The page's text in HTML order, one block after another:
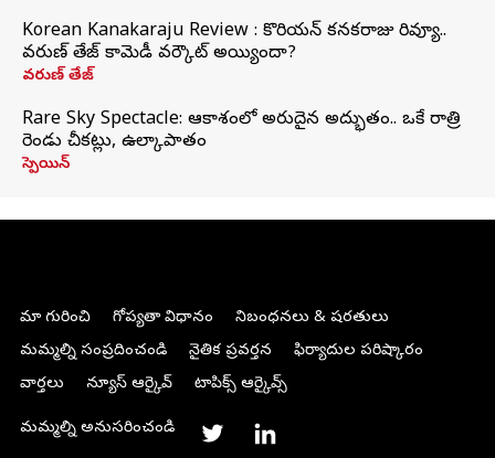
Korean Kanakaraju Review : కొరియన్ కనకరాజు రివ్యూ..
వరుణ్ తేజ్ కామెడీ వర్కౌట్ అయ్యిందా?
వరుణ్ తేజ్
Rare Sky Spectacle: ఆకాశంలో అరుదైన అద్భుతం.. ఒకే రాత్రి
రెండు చీకట్లు, ఉల్కాపాతం
స్పెయిన్
మా గురించి గోప్యతా విధానం
నిబంధనలు & షరతులు
మమ్మల్ని సంప్రదించండి
నైతిక ప్రవర్తన
ఫిర్యాదుల పరిష్కారం
వార్తలు
న్యూస్ ఆర్కైవ్ టాపిక్స్ ఆర్కైవ్స్
మమ్మల్ని అనుసరించండి